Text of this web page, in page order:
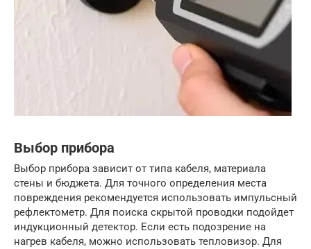
Выбор прибора
Выбор прибора зависит от типа кабеля, материала
стены и бюджета. Для точного определения места
повреждения рекомендуется использовать импульсный
рефлектометр. Для поиска скрытой проводки подойдет
индукционный детектор. Если есть подозрение на
нагрев кабеля, можно использовать тепловизор. Для